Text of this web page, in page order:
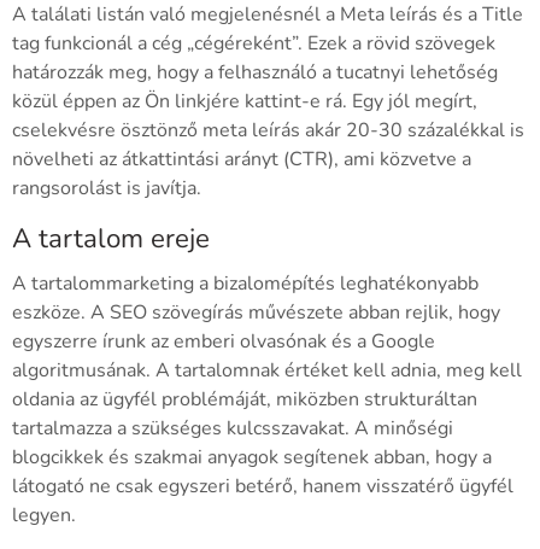
A találati listán való megjelenésnél a Meta leírás és a Title
tag funkcionál a cég „cégéreként”. Ezek a rövid szövegek
határozzák meg, hogy a felhasználó a tucatnyi lehetőség
közül éppen az Ön linkjére kattint-e rá. Egy jól megírt,
cselekvésre ösztönző meta leírás akár 20-30 százalékkal is
növelheti az átkattintási arányt (CTR), ami közvetve a
rangsorolást is javítja.
A tartalom ereje
A tartalommarketing a bizalomépítés leghatékonyabb
eszköze. A SEO szövegírás művészete abban rejlik, hogy
egyszerre írunk az emberi olvasónak és a Google
algoritmusának. A tartalomnak értéket kell adnia, meg kell
oldania az ügyfél problémáját, miközben strukturáltan
tartalmazza a szükséges kulcsszavakat. A minőségi
blogcikkek és szakmai anyagok segítenek abban, hogy a
látogató ne csak egyszeri betérő, hanem visszatérő ügyfél
legyen.